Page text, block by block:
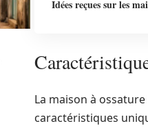
Idées reçues sur les
La maison à
caractéristiques